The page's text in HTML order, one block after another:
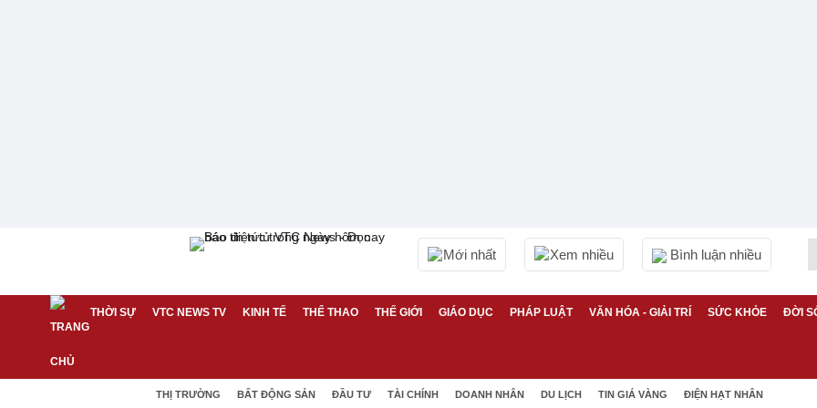
Mới nhất Xem nhiều Bình luận nhiều
THỜI SỰ VTC NEWS TV KINH TẾ THỂ THAO THẾ GIỚI GIÁO DỤC PHÁP LUẬT VĂN HÓA - GIẢI TRÍ SỨC KHỎE ĐỜI
THỊ TRƯỜNG BẤT ĐỘNG SẢN ĐẦU TƯ TÀI CHÍNH DOANH NHÂN DU LỊCH TIN GIÁ VÀNG ĐIỆN HẠT NHÂN